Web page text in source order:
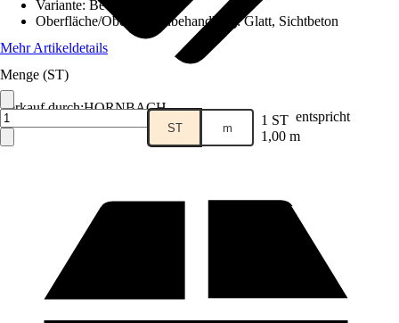
Verkauf durch:HORNBACH
Variante: Bewehrt
Oberfläche/Oberflächenbehandlung :Glatt, Sichtbeton
Mehr Artikeldetails
Menge (ST)
ST m 1 ST entspricht
1,00 m